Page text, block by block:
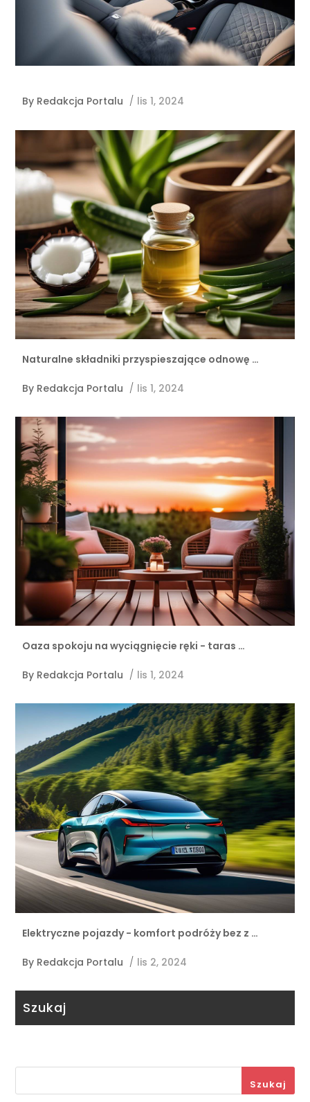
By Redakcja Portalu / lis 1, 2024
Naturalne składniki przyspieszające odnowę …
By Redakcja Portalu / lis 1, 2024
Oaza spokoju na wyciągnięcie ręki - taras …
By Redakcja Portalu / lis 1, 2024
Elektryczne pojazdy - komfort podróży bez z …
By Redakcja Portalu / lis 2, 2024
Szukaj
Szukaj